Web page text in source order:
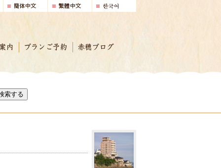
内 プランご予約 赤穂ブログ
索する